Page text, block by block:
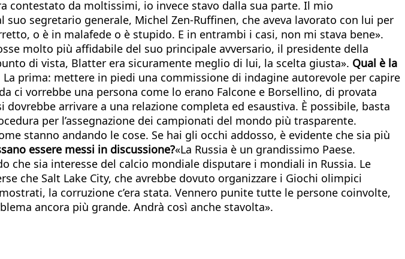
contestato da moltissimi, io invece stavo dalla sua parte. Il mio
segretario generale, Michel Zen-Ruffinen, che aveva lavorato con lui per
o è in malafede o è stupido. E in entrambi i casi, non mi stava bene».
molto più affidabile del suo principale avversario, il presidente della
di vista, Blatter era sicuramente meglio di lui, la scelta giusta». Qual è la
prima: mettere in piedi una commissione di indagine autorevole per capire
ci vorrebbe una persona come lo erano Falcone e Borsellino, di provata
arrivare a una relazione completa ed esaustiva. È possibile, basta
per l’assegnazione dei campionati del mondo più trasparente.
stanno andando le cose. Se hai gli occhi addosso, è evidente che sia più
essere messi in discussione?«La Russia è un grandissimo Paese.
che sia interesse del calcio mondiale disputare i mondiali in Russia. Le
che Salt Lake City, che avrebbe dovuto organizzare i Giochi olimpici
la corruzione c’era stata. Vennero punite tutte le persone coinvolte,
ancora più grande. Andrà così anche stavolta».